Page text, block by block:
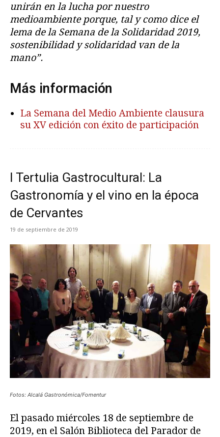
unirán en la lucha por nuestro
medioambiente porque, tal y como dice el
lema de la Semana de la Solidaridad 2019,
sostenibilidad y solidaridad van de la
mano”.
Más información
La Semana del Medio Ambiente clausura
su XV edición con éxito de participación
I Tertulia Gastrocultural: La
Gastronomía y el vino en la época
de Cervantes
19 de septiembre de 2019
Fotos: Alcalá Gastronómica/Fomentur
El pasado miércoles 18 de septiembre de
2019, en el Salón Biblioteca del Parador de